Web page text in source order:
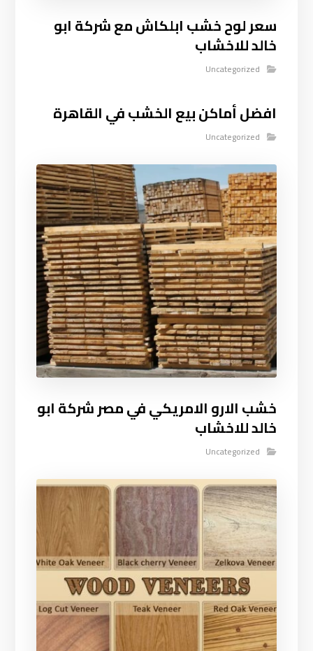
سعر لوح خشب ابلكاش مع شركة ابو
خالد للاخشاب
Uncategorized
افضل أماكن بيع الخشب في القاهرة
Uncategorized
خشب الارو الامريكي في مصر شركة ابو
خالد للاخشاب
Uncategorized